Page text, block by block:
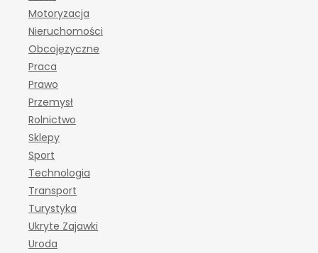
Motoryzacja
Nieruchomości
Obcojęzyczne
Praca
Prawo
Przemysł
Rolnictwo
Sklepy
Sport
Technologia
Transport
Turystyka
Ukryte Zajawki
Uroda